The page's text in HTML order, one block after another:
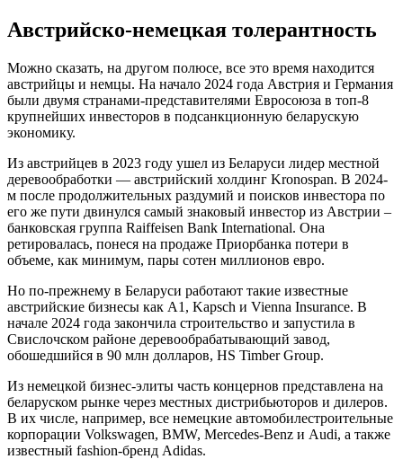
Австрийско-немецкая толерантность
Можно сказать, на другом полюсе, все это время находится
австрийцы и немцы. На начало 2024 года Австрия и Германия
были двумя странами-представителями Евросоюза в топ-8
крупнейших инвесторов в подсанкционную беларускую
экономику.
Из австрийцев в 2023 году ушел из Беларуси лидер местной
деревообработки — австрийский холдинг Kronospan. В 2024-
м после продолжительных раздумий и поисков инвестора по
его же пути двинулся самый знаковый инвестор из Австрии –
банковская группа Raiffeisen Bank International. Она
ретировалась, понеся на продаже Приорбанка потери в
объеме, как минимум, пары сотен миллионов евро.
Но по-прежнему в Беларуси работают такие известные
австрийские бизнесы как A1, Kapsch и Vienna Insurance. В
начале 2024 года закончила строительство и запустила в
Свислочском районе деревообрабатывающий завод,
обошедшийся в 90 млн долларов, HS Timber Group.
Из немецкой бизнес-элиты часть концернов представлена на
беларуском рынке через местных дистрибьюторов и дилеров.
В их числе, например, все немецкие автомобилестроительные
корпорации Volkswagen, BMW, Mercеdes-Benz и Audi, а также
известный fashion-бренд Adidas.